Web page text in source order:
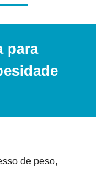
para
de peso,